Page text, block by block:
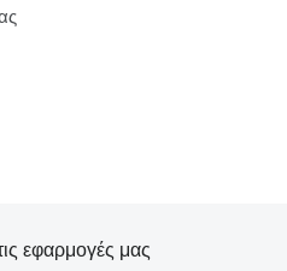
εφαρμογές μας